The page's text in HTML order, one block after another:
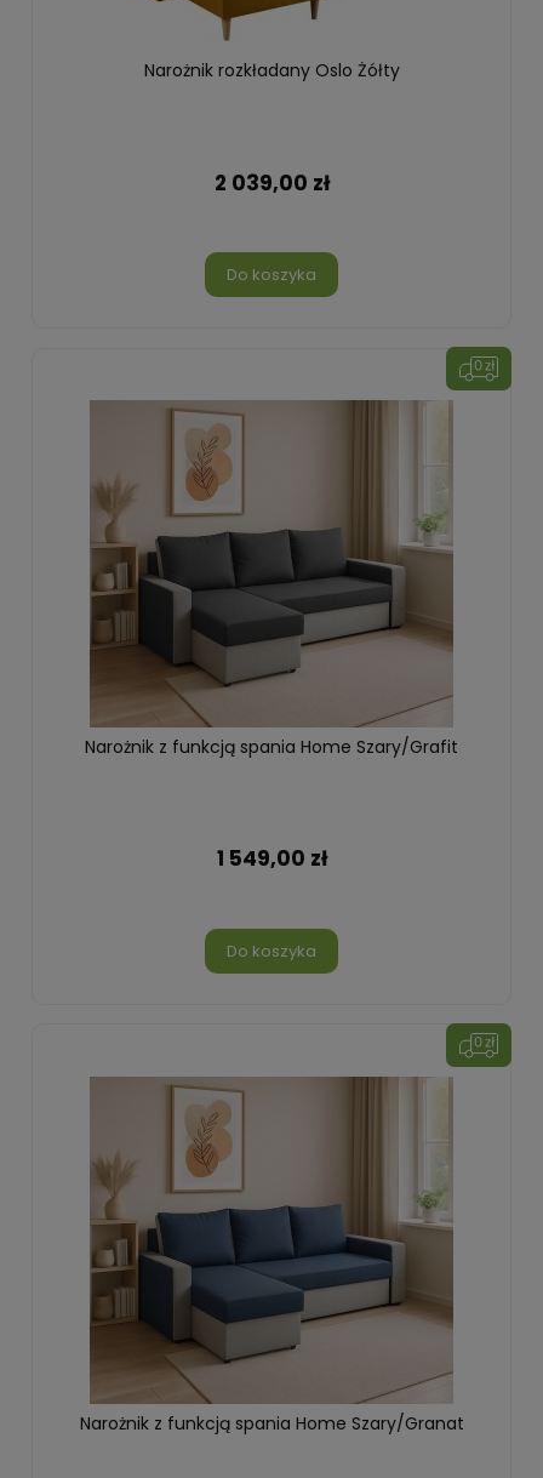
Narożnik rozkładany Oslo Żółty
2 039,00 zł
Do koszyka
Narożnik z funkcją spania Home Szary/Grafit
1 549,00 zł
Do koszyka
Narożnik z funkcją spania Home Szary/Granat